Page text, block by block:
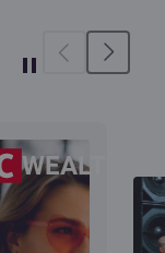
WEALTH